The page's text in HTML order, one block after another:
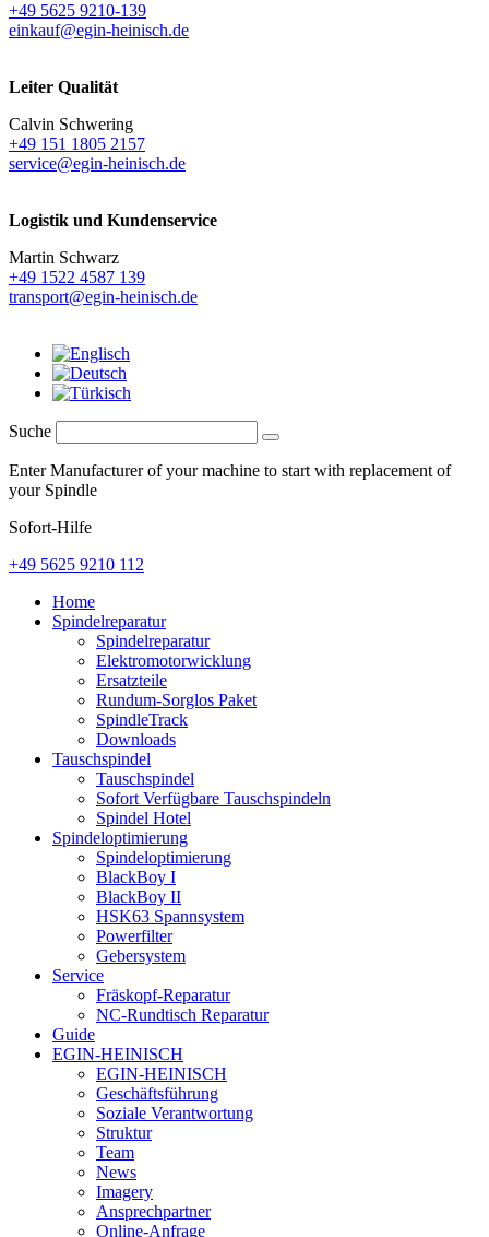
+49 5625 9210-139
einkauf@egin-heinisch.de
Leiter Qualität
Calvin Schwering
+49 151 1805 2157
service@egin-heinisch.de
Logistik und Kundenservice
Martin Schwarz
+49 1522 4587 139
transport@egin-heinisch.de
Suche
Enter Manufacturer of your machine to start with replacement of
your Spindle
Sofort-Hilfe
+49 5625 9210 112
Home
Spindelreparatur
Spindelreparatur
Elektromotorwicklung
Ersatzteile
Rundum-Sorglos Paket
SpindleTrack
Downloads
Tauschspindel
Tauschspindel
Sofort Verfügbare Tauschspindeln
Spindel Hotel
Spindeloptimierung
Spindeloptimierung
BlackBoy I
BlackBoy II
HSK63 Spannsystem
Powerfilter
Gebersystem
Service
Fräskopf-Reparatur
NC-Rundtisch Reparatur
Guide
EGIN-HEINISCH
EGIN-HEINISCH
Geschäftsführung
Soziale Verantwortung
Struktur
Team
News
Imagery
Ansprechpartner
Online-Anfrage